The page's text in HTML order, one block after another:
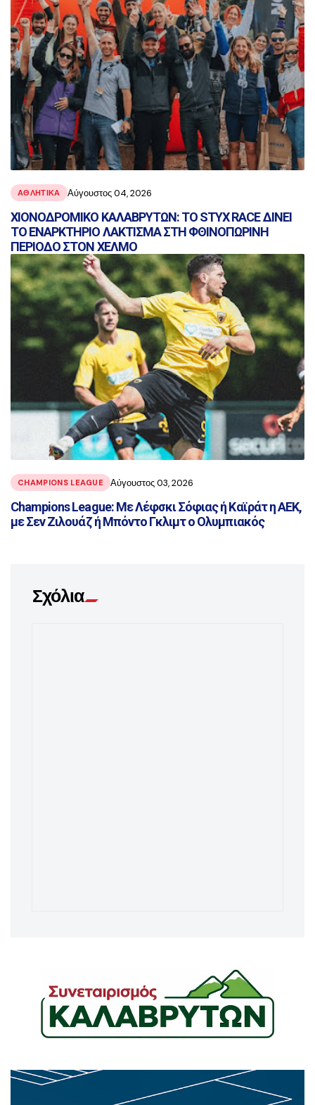
ΑΘΛΗΤΙΚΑ Αύγουστος 04, 2026
ΧΙΟΝΟΔΡΟΜΙΚΟ ΚΑΛΑΒΡΥΤΩΝ: ΤΟ STYX RACE ΔΙΝΕΙ
ΤΟ ΕΝΑΡΚΤΗΡΙΟ ΛΑΚΤΙΣΜΑ ΣΤΗ ΦΘΙΝΟΠΩΡΙΝΗ
ΠΕΡΙΟΔΟ ΣΤΟΝ ΧΕΛΜΟ
CHAMPIONS LEAGUE Αύγουστος 03, 2026
Champions League: Με Λέφσκι Σόφιας ή Καϊράτ η ΑΕΚ,
με Σεν Ζιλουάζ ή Μπόντο Γκλιμτ ο Ολυμπιακός
Σχόλια